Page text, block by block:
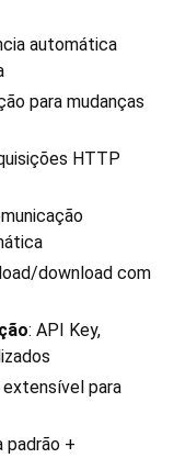
automática
para mudanças
HTTP
download com
: API Key,
para
padrão +